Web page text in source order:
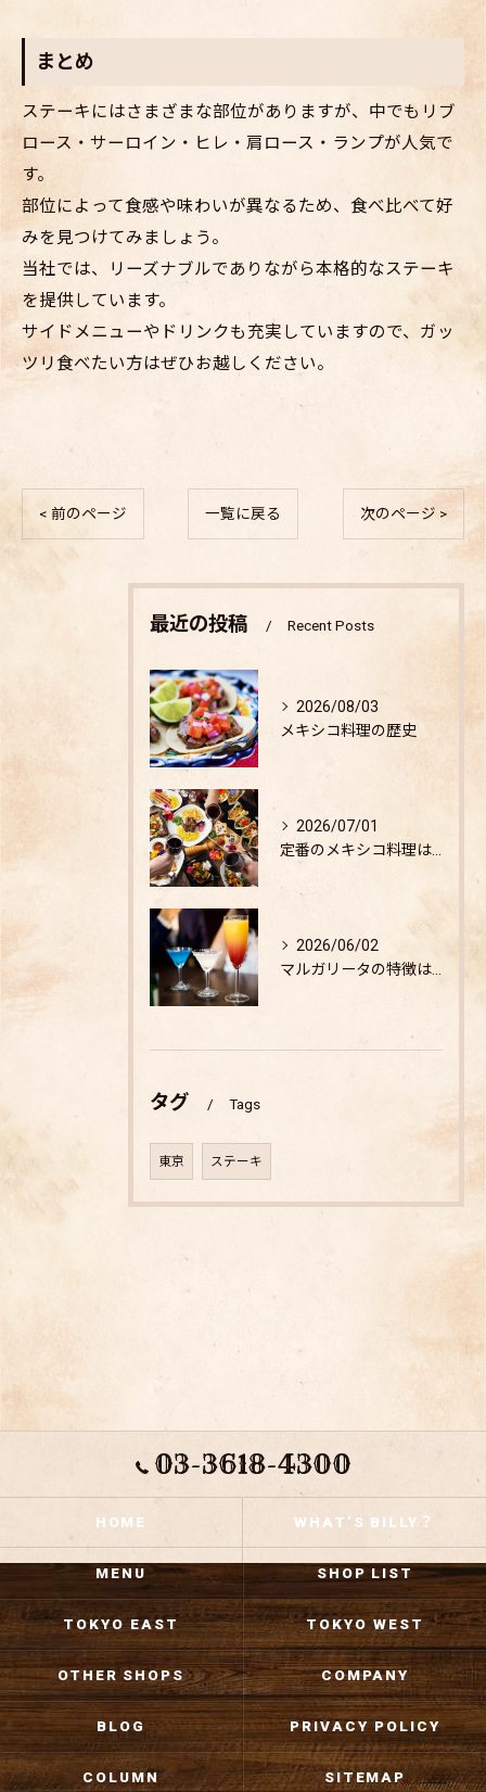
まとめ
ステーキにはさまざまな部位がありますが、中でもリブ
ロース・サーロイン・ヒレ・肩ロース・ランプが人気で
す。
部位によって食感や味わいが異なるため、食べ比べて好
みを見つけてみましょう。
当社では、リーズナブルでありながら本格的なステーキ
を提供しています。
サイドメニューやドリンクも充実していますので、ガッ
ツリ食べたい方はぜひお越しください。
< 前のページ 一覧に戻る 次のページ >
最近の投稿 Recent Posts
2026/08/03
メキシコ料理の歴史
2026/07/01
2026/06/02
タグ Tags
東京 ステーキ
03-3618-4300
HOME WHAT’S BILLY？
MENU SHOP LIST
TOKYO EAST TOKYO WEST
OTHER SHOPS COMPANY
BLOG PRIVACY POLICY
COLUMN SITEMAP